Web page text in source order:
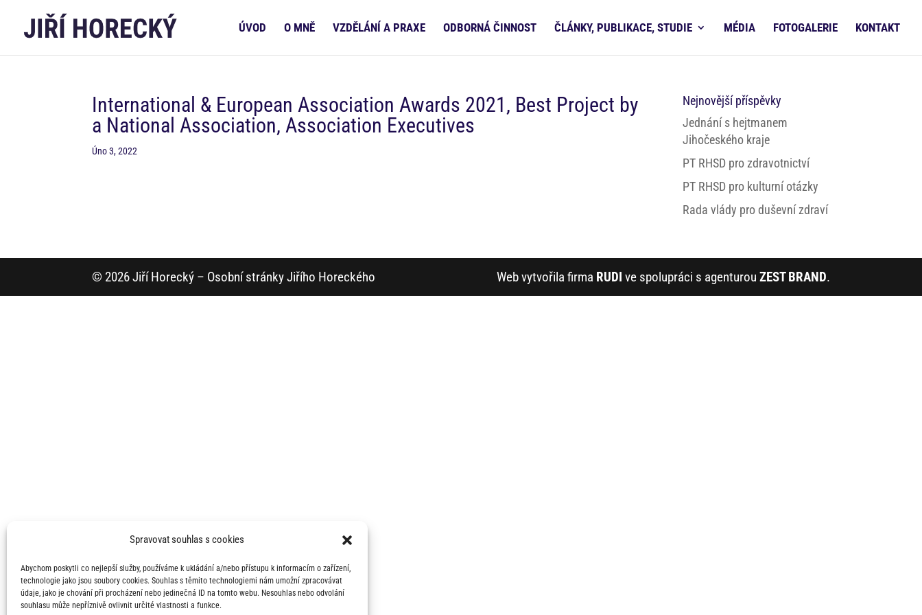
Spravovat souhlas s cookies
Abychom poskytli co nejlepší služby, používáme k ukládání a/nebo přístupu k informacím o zařízení,
technologie jako jsou soubory cookies. Souhlas s těmito technologiemi nám umožní zpracovávat
údaje, jako je chování při procházení nebo jedinečná ID na tomto webu. Nesouhlas nebo odvolání
souhlasu může nepříznivě ovlivnit určité vlastnosti a funkce.
ÚVOD O MNĚ VZDĚLÁNÍ A PRAXE ODBORNÁ ČINNOST ČLÁNKY, PUBLIKACE, STUDIE MÉDIA FOTOGALERIE KONTAKT
International & European Association Awards 2021, Best Project by
a National Association, Association Executives
Úno 3, 2022
Nejnovější příspěvky
Jednání s hejtmanem
Jihočeského kraje
PT RHSD pro zdravotnictví
PT RHSD pro kulturní otázky
Rada vlády pro duševní zdraví
© 2026 Jiří Horecký – Osobní stránky Jiřího Horeckého Web vytvořila firma RUDI ve spolupráci s agenturou ZEST BRAND.